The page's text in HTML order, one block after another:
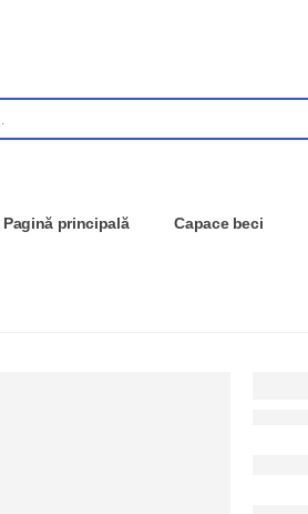
Pagină principală Capace beci